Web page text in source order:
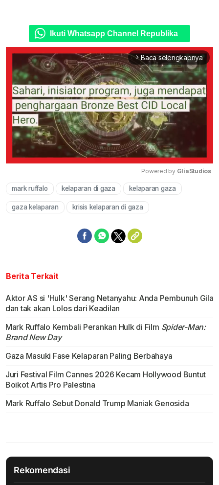
Ikuti Whatsapp Channel Republika
arrow_forward_ios Baca selengkapnya
Mute
Powered by GliaStudios
mark ruffalo kelaparan di gaza kelaparan gaza
gaza kelaparan krisis kelaparan di gaza
Berita Terkait
Aktor AS si 'Hulk' Serang Netanyahu: Anda Pembunuh Gila
dan tak akan Lolos dari Keadilan
Mark Ruffalo Kembali Perankan Hulk di Film Spider-Man:
Brand New Day
Gaza Masuki Fase Kelaparan Paling Berbahaya
Juri Festival Film Cannes 2026 Kecam Hollywood Buntut
Boikot Artis Pro Palestina
Mark Ruffalo Sebut Donald Trump Maniak Genosida
Rekomendasi